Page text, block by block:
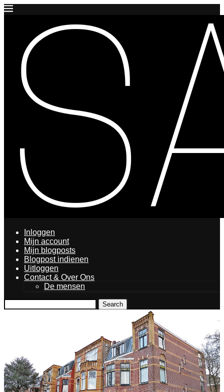
Inloggen
Mijn account
Mijn blogposts
Blogpost indienen
Uitloggen
Contact & Over Ons
De mensen
Search